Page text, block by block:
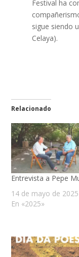
Festival ha
sigue siendo
Celaya).
Relacionado
Entrevista a Pepe
14 de mayo de 2025
En «2025»